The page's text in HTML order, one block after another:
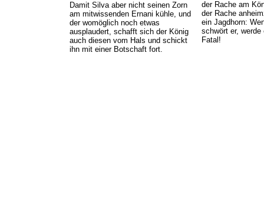
Damit Silva aber nicht seinen Zorn
am mitwissenden Ernani kühle, und
der womöglich noch etwas
ausplaudert, schafft sich der König
auch diesen vom Hals und schickt
ihn mit einer Botschaft fort.
der Rache am
der Rache
ein Jagdhorn:
schwört er,
Fatal!